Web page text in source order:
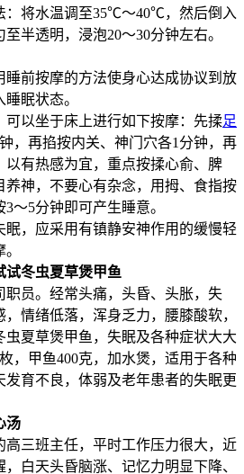
：将水温调至35℃～40℃，然后倒入
半透明，浸泡20～30分钟左右。
睡前按摩的方法使身心达成协议到放
眠状态。
可以坐于床上进行如下按摩：先揉足
，再掐按内关、神门穴各1分钟，再
以有热感为宜，重点按揉心俞、脾
养神，不要心有杂念，用拇、食指按
～5分钟即可产生睡意。
，应采用有镇静安神作用的缓慢轻
试冬虫夏草煲甲鱼
职员。经常头痛，头昏、头胀，失
情绪低落，浑身乏力，腰膝酸软，
虫夏草煲甲鱼，失眠及各种症状大大
，甲鱼400克，加水煲，适用于各种
发育不良，体弱及老年患者的失眠更
汤
高三班主任，平时工作压力很大，近
白天头昏脑涨、记忆力明显下降、